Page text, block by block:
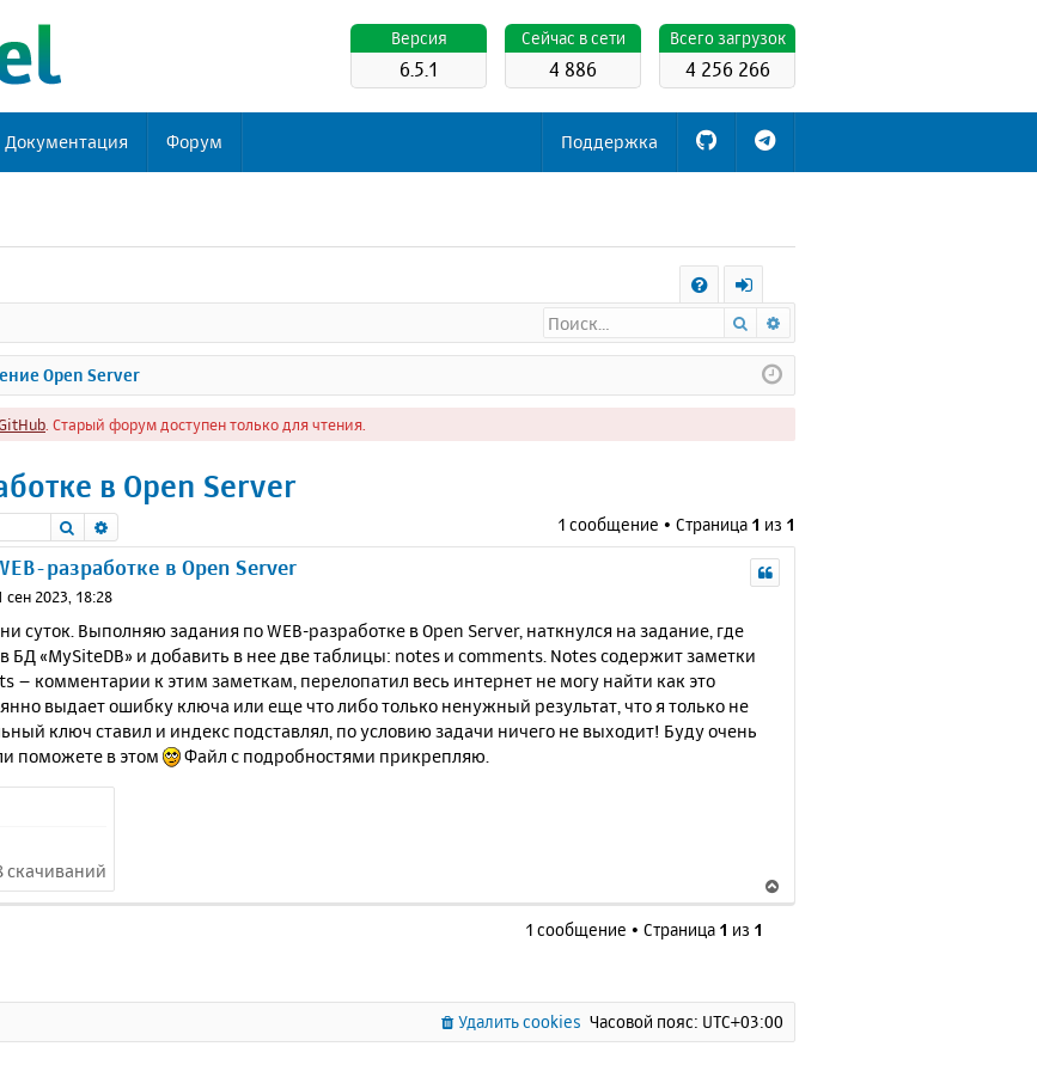
Всего загрузок
4 256 266
Cейчас в сети
4 886
Версия
6.5.1
Документация Форум Поддержка
Q
х
о
д
Поиск
Open Server
. Старый форум доступен только для чтения.
в Open Server
Поиск 1 сообщение • Страница 1 из 1
разработке в Open Server
сен 2023, 18:28
суток. Выполняю задания по WEB-разработке в Open Server, наткнулся на задание, где
БД «MySiteDB» и добавить в нее две таблицы: notes и comments. Notes содержит заметки
– комментарии к этим заметкам, перелопатил весь интернет не могу найти как это
выдает ошибку ключа или еще что либо только ненужный результат, что я только не
ключ ставил и индекс подставлял, по условию задачи ничего не выходит! Буду очень
поможете в этом
Файл с подробностями прикрепляю.
скачиваний
е
т
с
1 сообщение • Страница 1 из 1
Часовой пояс: UTC+03:00
Удалить cookies